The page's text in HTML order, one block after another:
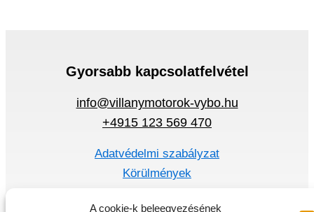
A cookie-k beleegyezésének
Gyorsabb kapcsolatfelvétel
info@villanymotorok-vybo.hu
+4915 123 569 470
Adatvédelmi szabályzat
Körülmények